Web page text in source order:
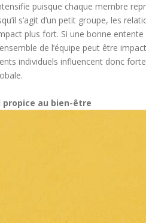
puisque chaque membre
s’agit d’un petit groupe, les
plus fort. Si une bonne
de l’équipe peut être
individuels influencent donc
au bien-être